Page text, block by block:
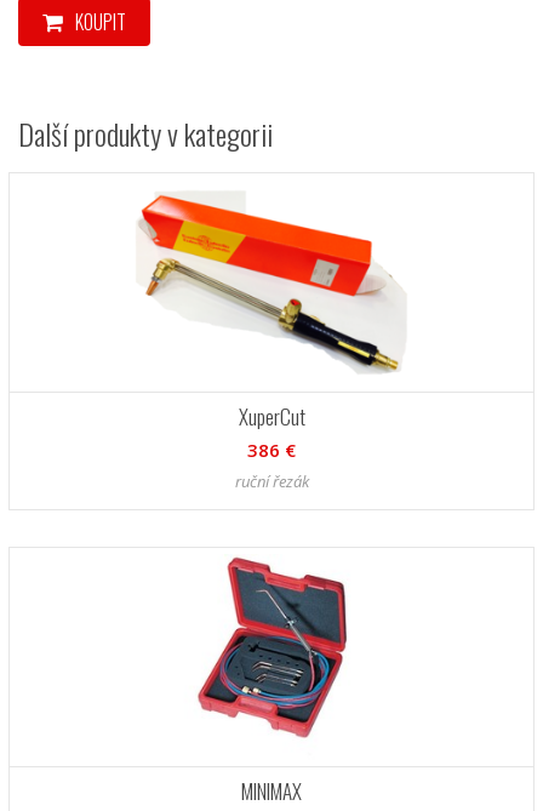
KOUPIT
Další produkty v kategorii
XuperCut
386 €
ruční řezák
MINIMAX